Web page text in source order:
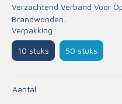
Verzachtend Verband Voor
Brandwonden.
Verpakking
10 stuks 50 stuks
Aantal